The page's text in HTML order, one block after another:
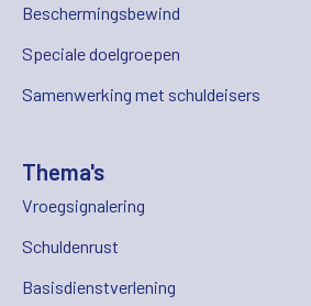
Beschermingsbewind
Speciale doelgroepen
Samenwerking met schuldeisers
Thema's
Vroegsignalering
Schuldenrust
Basisdienstverlening